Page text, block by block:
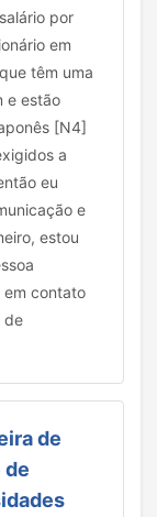
por
em
têm uma
e estão
[N4]
a
eu
e
estou
em contato
de
de
de